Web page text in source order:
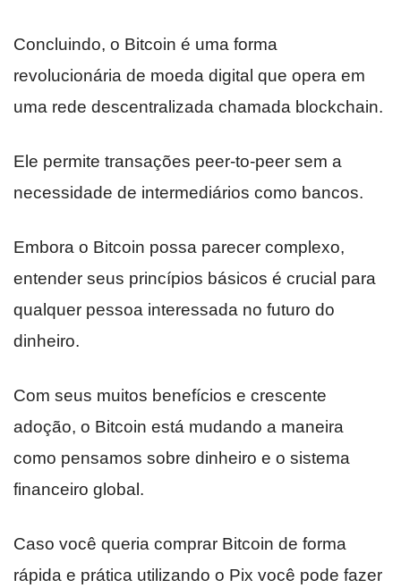
Concluindo, o Bitcoin é uma forma
revolucionária de moeda digital que opera em
uma rede descentralizada chamada blockchain.
Ele permite transações peer-to-peer sem a
necessidade de intermediários como bancos.
Embora o Bitcoin possa parecer complexo,
entender seus princípios básicos é crucial para
qualquer pessoa interessada no futuro do
dinheiro.
Com seus muitos benefícios e crescente
adoção, o Bitcoin está mudando a maneira
como pensamos sobre dinheiro e o sistema
financeiro global.
Caso você queria comprar Bitcoin de forma
rápida e prática utilizando o Pix você pode fazer